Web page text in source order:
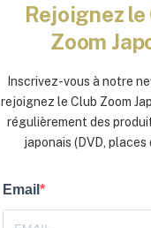
Rejoignez le
Zoom
Inscrivez-vous à notre
rejoignez le Club Zoom
régulièrement des
japonais (DVD, places
Email